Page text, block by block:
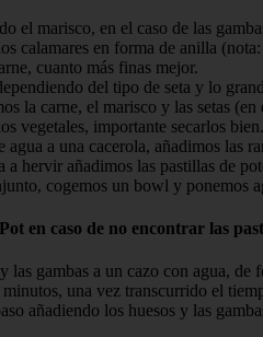
el marisco, en el caso de las
calamares en forma de anilla
cuanto más finas mejor.
del tipo de seta y lo
la carne, el marisco y las setas
vegetales, importante secarlos bien.
agua a una cacerola, añadimos las
a hervir añadimos las pastillas de
cogemos un bowl y ponemos
en caso de no encontrar las
las gambas a un cazo con agua,
una vez transcurrido el
añadiendo los huesos y las